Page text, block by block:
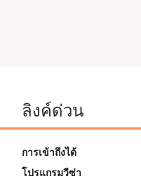
ลิงค์ด่วน
การเข้าถึงได้
โปรแกรมวีซ่า